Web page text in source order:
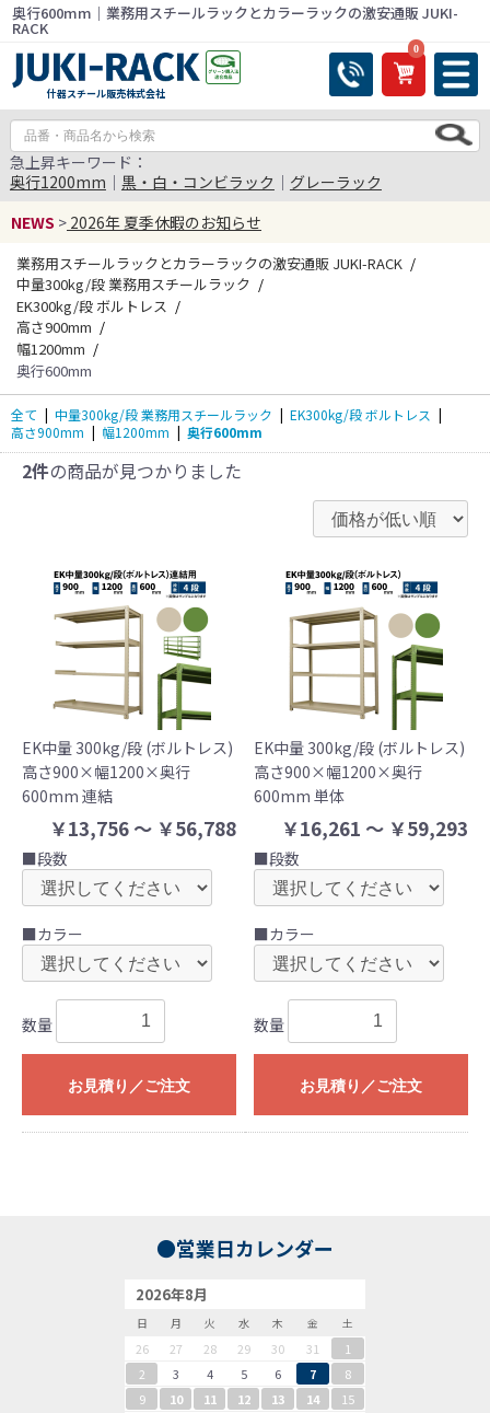
奥行600mm｜業務用スチールラックとカラーラックの激安通販 JUKI-
RACK
什器スチール販売株式会社
0
急上昇キーワード：
奥行1200mm ｜ 黒・白・コンビラック ｜ グレーラック
NEWS > 2026年 夏季休暇のお知らせ
業務用スチールラックとカラーラックの激安通販 JUKI-RACK
中量300kg/段 業務用スチールラック
EK300kg/段 ボルトレス
高さ900mm
幅1200mm
奥行600mm
全て | 中量300kg/段 業務用スチールラック | EK300kg/段 ボルトレス |
高さ900mm | 幅1200mm | 奥行600mm
2件の商品が見つかりました
EK中量 300kg/段 (ボルトレス)
高さ900×幅1200×奥行
600mm 連結
￥13,756 ～ ￥56,788
■段数
■カラー
数量
お見積り／ご注文
EK中量 300kg/段 (ボルトレス)
高さ900×幅1200×奥行
600mm 単体
￥16,261 ～ ￥59,293
■段数
■カラー
数量
お見積り／ご注文
●営業日カレンダー
2026年8月
日 月 火 水 木 金 土
26 27 28 29 30 31
1
2
3 4 5 6 7
8
9
10 11 12 13 14
15